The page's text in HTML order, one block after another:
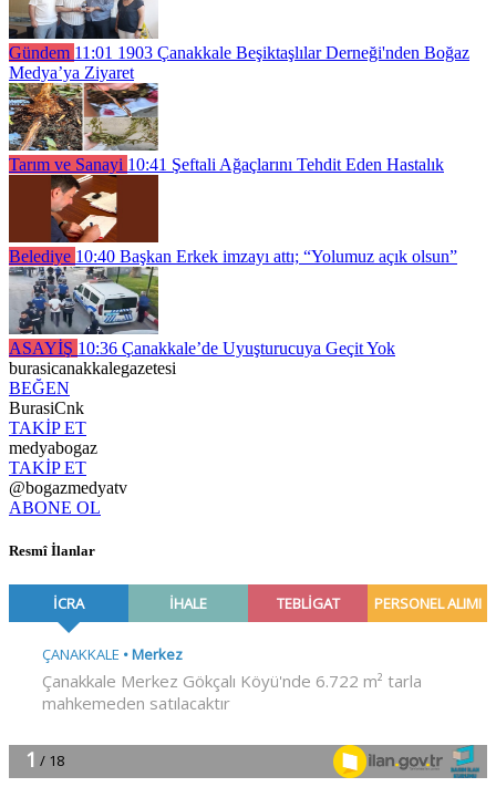
Gündem 11:01 1903 Çanakkale Beşiktaşlılar Derneği'nden Boğaz
Medya’ya Ziyaret
Tarım ve Sanayi 10:41 Şeftali Ağaçlarını Tehdit Eden Hastalık
Belediye 10:40 Başkan Erkek imzayı attı; “Yolumuz açık olsun”
ASAYİŞ 10:36 Çanakkale’de Uyuşturucuya Geçit Yok
burasicanakkalegazetesi
BEĞEN
BurasiCnk
TAKİP ET
medyabogaz
TAKİP ET
@bogazmedyatv
ABONE OL
Resmî İlanlar